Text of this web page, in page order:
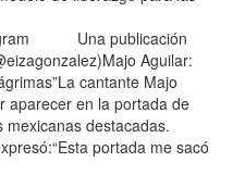
Una publicación
Aguilar:
cantante Majo
aparecer en la portada de
destacadas.
portada me sacó